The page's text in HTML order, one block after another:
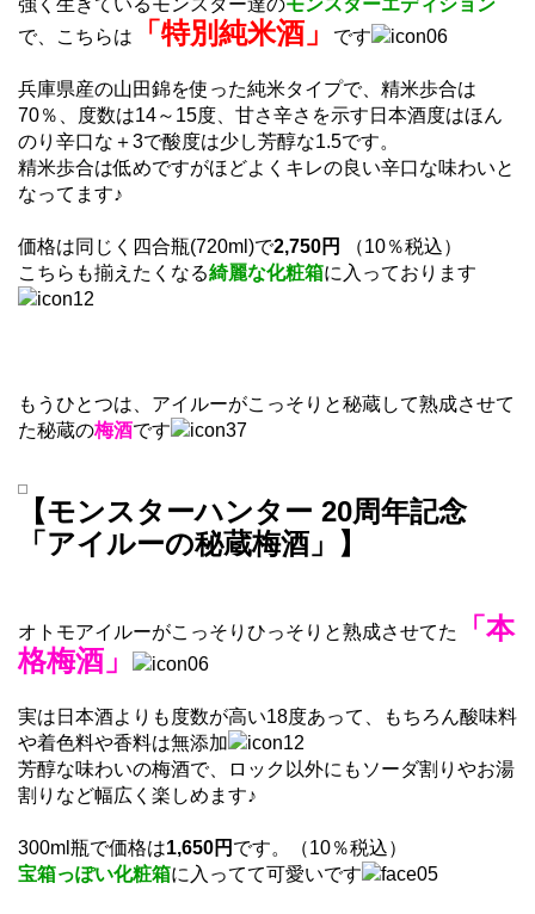
強く生きているモンスター達のモンスターエディション
で、こちらは
「特別純米酒」 です
兵庫県産の山田錦を使った純米タイプで、精米歩合は
70％、度数は14～15度、甘さ辛さを示す日本酒度はほん
のり辛口な＋3で酸度は少し芳醇な1.5です。
精米歩合は低めですがほどよくキレの良い辛口な味わいと
なってます♪
価格は同じく四合瓶(720ml)で2,750円
（10％税込）
こちらも揃えたくなる綺麗な化粧箱に入っております
もうひとつは、アイルーがこっそりと秘蔵して熟成させて
た秘蔵の梅酒です
【モンスターハンター 20周年記念
「アイルーの秘蔵梅酒」】
オトモアイルーがこっそりひっそりと熟成させてた
「本
格梅酒」
実は日本酒よりも度数が高い18度あって、もちろん酸味料
や着色料や香料は無添加
芳醇な味わいの梅酒で、ロック以外にもソーダ割りやお湯
割りなど幅広く楽しめます♪
300ml瓶で価格は1,650円 です。（10％税込）
宝箱っぽい化粧箱に入ってて可愛いです